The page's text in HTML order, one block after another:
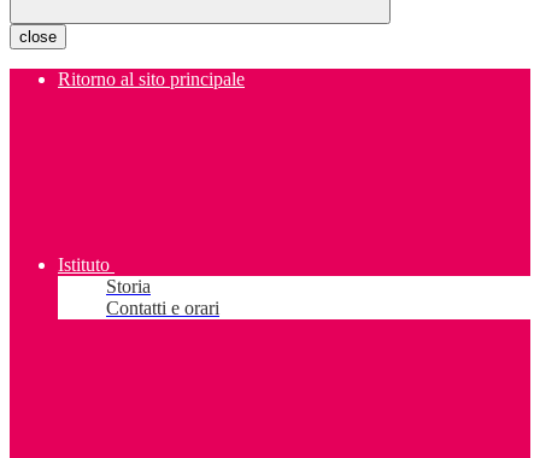
close
Ritorno al sito principale
Istituto
Storia
Contatti e orari